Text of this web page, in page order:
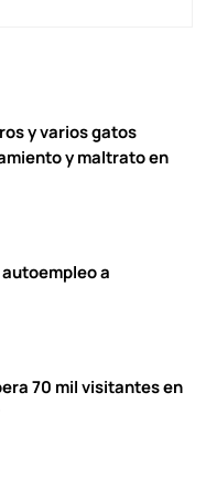
y varios gatos
y maltrato en
a
70 mil visitantes en